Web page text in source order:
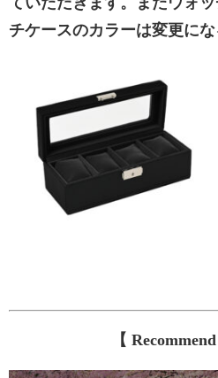
チケースのカラーは変更に
【